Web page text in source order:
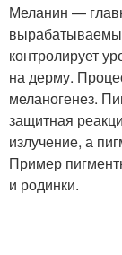
Меланин —
контролирует
на дерму.
меланогенез.
защитная
излучение, а
Пример
и родинки.